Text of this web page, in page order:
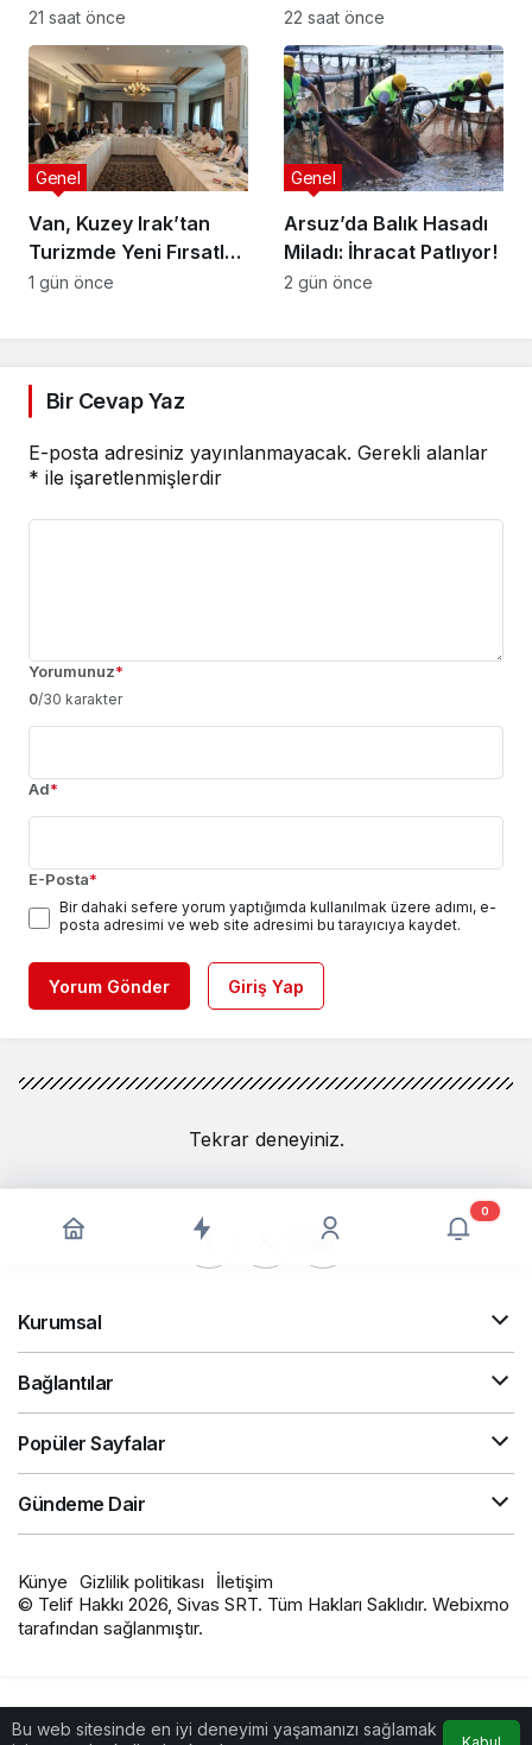
Gazete’de Yayımda!
21 saat önce
Yapıldı
22 saat önce
Van, Kuzey Irak’tan
Turizmde Yeni Fırsatlar
Sunuyor
Genel
1 gün önce
Arsuz’da Balık Hasadı
Miladı: İhracat Patlıyor!
Genel
2 gün önce
Bir Cevap Yaz
E-posta adresiniz yayınlanmayacak. Gerekli alanlar
* ile işaretlenmişlerdir
Yorumunuz*
0/30 karakter
Ad*
E-Posta*
Bir dahaki sefere yorum yaptığımda kullanılmak üzere adımı, e-
posta adresimi ve web site adresimi bu tarayıcıya kaydet.
Yorum Gönder Giriş Yap
Tekrar deneyiniz.
Bu web sitesinde en iyi deneyimi yaşamanızı sağlamak
Kabul
0
Kurumsal
Bağlantılar
Popüler Sayfalar
Gündeme Dair
Künye Gizlilik politikası
İletişim
© Telif Hakkı 2026, Sivas SRT. Tüm Hakları Saklıdır. Webixmo
tarafından sağlanmıştır.